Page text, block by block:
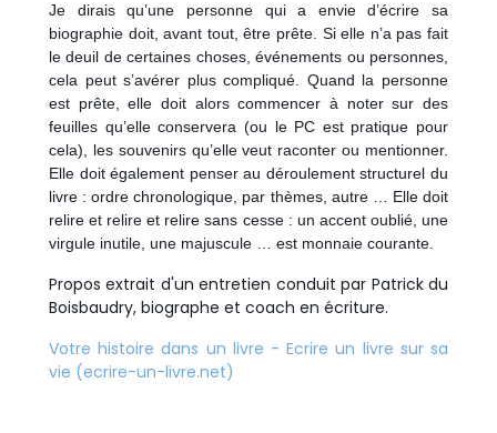
Je dirais qu’une personne qui a envie d’écrire sa
biographie doit, avant tout, être prête. Si elle n’a pas fait
le deuil de certaines choses, événements ou personnes,
cela peut s’avérer plus compliqué. Quand la personne
est prête, elle doit alors commencer à noter sur des
feuilles qu’elle conservera (ou le PC est pratique pour
cela), les souvenirs qu’elle veut raconter ou mentionner.
Elle doit également penser au déroulement structurel du
livre : ordre chronologique, par thèmes, autre … Elle doit
relire et relire et relire sans cesse : un accent oublié, une
virgule inutile, une majuscule … est monnaie courante.
Propos extrait d'un entretien conduit par Patrick du
Boisbaudry, biographe et coach en écriture.
Votre histoire dans un livre - Ecrire un livre sur sa
vie (ecrire-un-livre.net)